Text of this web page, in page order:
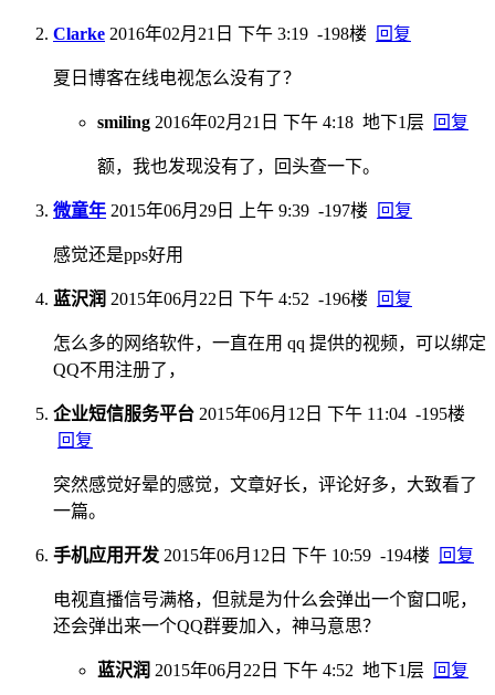
Clarke 2016年02月21日 下午 3:19 -198楼 回复
夏日博客在线电视怎么没有了？
smiling 2016年02月21日 下午 4:18 地下1层 回复
额，我也发现没有了，回头查一下。
微童年 2015年06月29日 上午 9:39 -197楼 回复
感觉还是pps好用
蓝沢润 2015年06月22日 下午 4:52 -196楼 回复
怎么多的网络软件，一直在用 qq 提供的视频，可以绑定
QQ不用注册了，
企业短信服务平台 2015年06月12日 下午 11:04 -195楼
回复
突然感觉好晕的感觉，文章好长，评论好多，大致看了
一篇。
手机应用开发 2015年06月12日 下午 10:59 -194楼 回复
电视直播信号满格，但就是为什么会弹出一个窗口呢，
还会弹出来一个QQ群要加入，神马意思？
蓝沢润 2015年06月22日 下午 4:52 地下1层 回复